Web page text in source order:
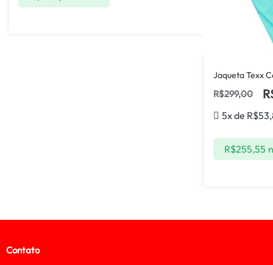
Jaqueta Texx
R$299,00
5x de R$
R$255,55
Contato